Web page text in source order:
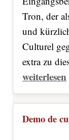
Tron, der
und
Culturel
extra zu
weiterlesen
Demo de